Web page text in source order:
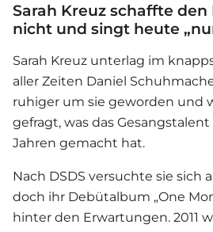
Sarah Kreuz schaffte
nicht und singt heute
Sarah Kreuz unterlag im
aller Zeiten Daniel
ruhiger um sie geworden und
gefragt, was das
Jahren gemacht hat.
Nach DSDS versuchte sie sich
doch ihr Debütalbum „One
hinter den Erwartungen. 2011